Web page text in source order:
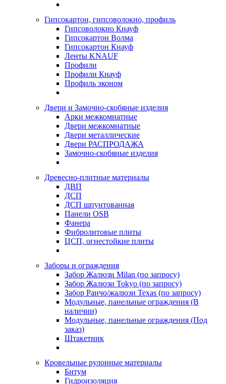
Гипсокартон, гипсоволокно, профиль
Гипсоволокно Кнауф
Гипсокартон Волма
Гипсокартон Кнауф
Ленты KNAUF
Профили
Профили Кнауф
Профиль эконом
Двери и Замочно-скобяные изделия
Арки межкомнатные
Двери межкомнатные
Двери металлические
Двери РАСПРОДАЖА
Замочно-скобяные изделия
Древесно-плитные материалы
ДВП
ДСП
ДСП шпунтованная
Панели OSB
Фанера
Фибролитовые плиты
ЦСП, огнестойкие плиты
Заборы и ограждения
Забор Жалюзи Milan (по запросу)
Забор Жалюзи Tokyo (по запросу)
Забор Ранчо/жалюзи Texas (по запросу)
Модульные, панельные ограждения (В
наличии)
Модульные, панельные ограждения (Под
заказ)
Штакетник
Кровельные рулонные материалы
Битум
Гидроизоляция